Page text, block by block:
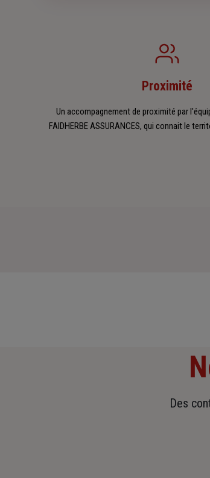
Proximité
Un accompagnement de proximité par
FAIDHERBE ASSURANCES, qui connait le
Des